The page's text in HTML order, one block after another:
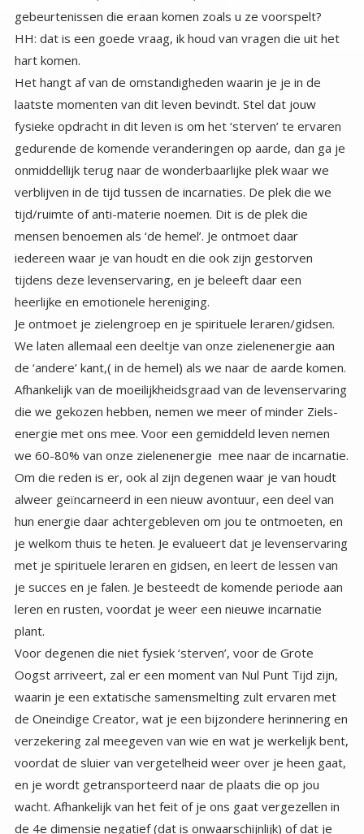
gebeurtenissen die eraan komen zoals u ze voorspelt?
HH: dat is een goede vraag, ik houd van vragen die uit het
hart komen.
Het hangt af van de omstandigheden waarin je je in de
laatste momenten van dit leven bevindt. Stel dat jouw
fysieke opdracht in dit leven is om het ‘sterven’ te ervaren
gedurende de komende veranderingen op aarde, dan ga je
onmiddellijk terug naar de wonderbaarlijke plek waar we
verblijven in de tijd tussen de incarnaties. De plek die we
tijd/ruimte of anti-materie noemen. Dit is de plek die
mensen benoemen als ‘de hemel’. Je ontmoet daar
iedereen waar je van houdt en die ook zijn gestorven
tijdens deze levenservaring, en je beleeft daar een
heerlijke en emotionele hereniging.
Je ontmoet je zielengroep en je spirituele leraren/gidsen.
We laten allemaal een deeltje van onze zielenenergie aan
de ‘andere’ kant,( in de hemel) als we naar de aarde komen.
Afhankelijk van de moeilijkheidsgraad van de levenservaring
die we gekozen hebben, nemen we meer of minder Ziels-
energie met ons mee. Voor een gemiddeld leven nemen
we 60-80% van onze zielenenergie mee naar de incarnatie.
Om die reden is er, ook al zijn degenen waar je van houdt
alweer geïncarneerd in een nieuw avontuur, een deel van
hun energie daar achtergebleven om jou te ontmoeten, en
je welkom thuis te heten. Je evalueert dat je levenservaring
met je spirituele leraren en gidsen, en leert de lessen van
je succes en je falen. Je besteedt de komende periode aan
leren en rusten, voordat je weer een nieuwe incarnatie
plant.
Voor degenen die niet fysiek ‘sterven’, voor de Grote
Oogst arriveert, zal er een moment van Nul Punt Tijd zijn,
waarin je een extatische samensmelting zult ervaren met
de Oneindige Creator, wat je een bijzondere herinnering en
verzekering zal meegeven van wie en wat je werkelijk bent,
voordat de sluier van vergetelheid weer over je heen gaat,
en je wordt getransporteerd naar de plaats die op jou
wacht. Afhankelijk van het feit of je ons gaat vergezellen in
de 4e dimensie negatief (dat is onwaarschijnlijk) of dat je
promoveert naar de 4e positieve dimensie ( dat is
mogelijk) of gaat naar een andere vergelijkbare 3e
dimensie planeet ( voor de hand-warme) om verder te
gaan in het leren, hoeveel cyclussen je ook nodig zal
hebben om te kunnen promoveren naar de 4e positieve
dimensie. Degenen in deze groep zullen geen enkele
herinnering hebben aan de tijd van hun transitie. Het zal net
zijn alsof er niets is veranderd, behalve dat je de
herinnering bij je zult hebben van je Nul Punt, ervaring om
je te bemoedigen. Je herinnert je niets van de recente
Oogst ervaring van het huidige leven. Het is net alsof jullie
allemaal een soort mystieke ervaring hebt gehad, en het